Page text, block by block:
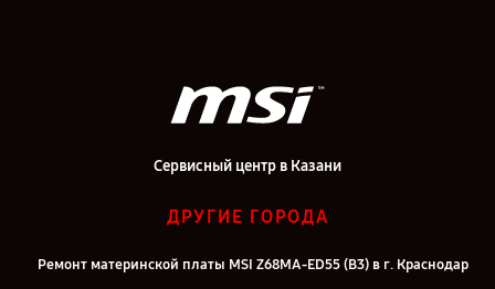
Сервисный центр в Казани
ДРУГИЕ ГОРОДА
Ремонт материнской платы MSI Z68MA-ED55 (B3) в г. Краснодар